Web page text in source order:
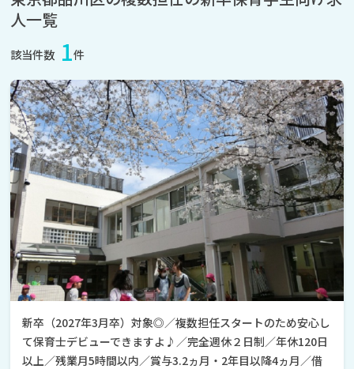
人一覧
該当件数 1件
新卒（2027年3月卒）対象◎／複数担任スタートのため安心し
て保育士デビューできますよ♪／完全週休２日制／年休120日
以上／残業月5時間以内／賞与3.2ヵ月・2年目以降4ヵ月／借